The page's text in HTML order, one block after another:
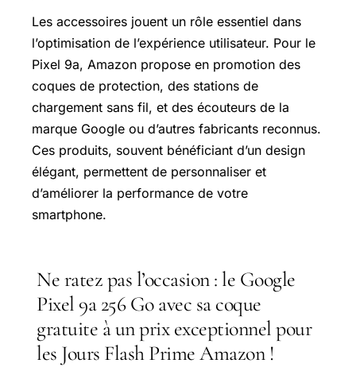
Les accessoires jouent un rôle essentiel dans
l’optimisation de l’expérience utilisateur. Pour le
Pixel 9a, Amazon propose en promotion des
coques de protection, des stations de
chargement sans fil, et des écouteurs de la
marque Google ou d’autres fabricants reconnus.
Ces produits, souvent bénéficiant d’un design
élégant, permettent de personnaliser et
d’améliorer la performance de votre
smartphone.
Ne ratez pas l’occasion : le Google
Pixel 9a 256 Go avec sa coque
gratuite à un prix exceptionnel pour
les Jours Flash Prime Amazon !